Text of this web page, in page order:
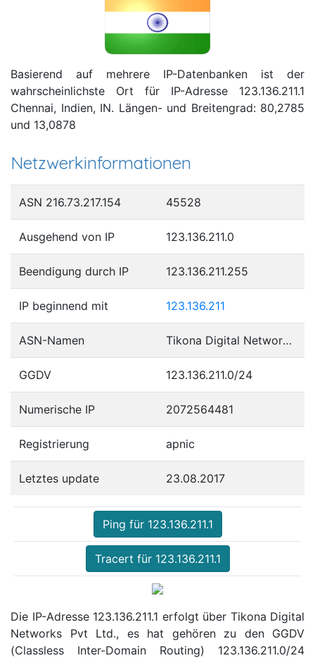
Basierend auf mehrere IP-Datenbanken ist der
wahrscheinlichste Ort für IP-Adresse 123.136.211.1
Chennai, Indien, IN. Längen- und Breitengrad: 80,2785
und 13,0878
Netzwerkinformationen
ASN 216.73.217.154 45528
Ausgehend von IP 123.136.211.0
Beendigung durch IP 123.136.211.255
IP beginnend mit 123.136.211
ASN-Namen Tikona Digital Networks Pvt Ltd.
GGDV 123.136.211.0/24
Numerische IP 2072564481
Registrierung apnic
Letztes update 23.08.2017
Ping für 123.136.211.1
Tracert für 123.136.211.1
Die IP-Adresse 123.136.211.1 erfolgt über Tikona Digital
Networks Pvt Ltd., es hat gehören zu den GGDV
(Classless Inter-Domain Routing) 123.136.211.0/24